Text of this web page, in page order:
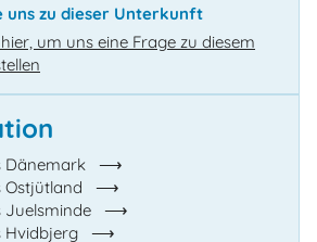
uns zu dieser Unterkunft
um uns eine Frage zu diesem
Dänemark
Ostjütland
Juelsminde
Hvidbjerg